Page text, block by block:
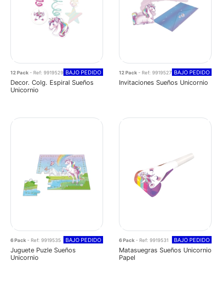
12 Pack - Ref: 9919529 BAJO PEDIDO
Decor. Colg. Espiral Sueños
Unicornio
12 Pack - Ref: 9919527 BAJO PEDIDO
Invitaciones Sueños Unicornio
6 Pack- Ref: 9919535 BAJO PEDIDO
Juguete Puzle Sueños
Unicornio
6 Pack- Ref: 9919531 BAJO PEDIDO
Matasuegras Sueños Unicornio
Papel